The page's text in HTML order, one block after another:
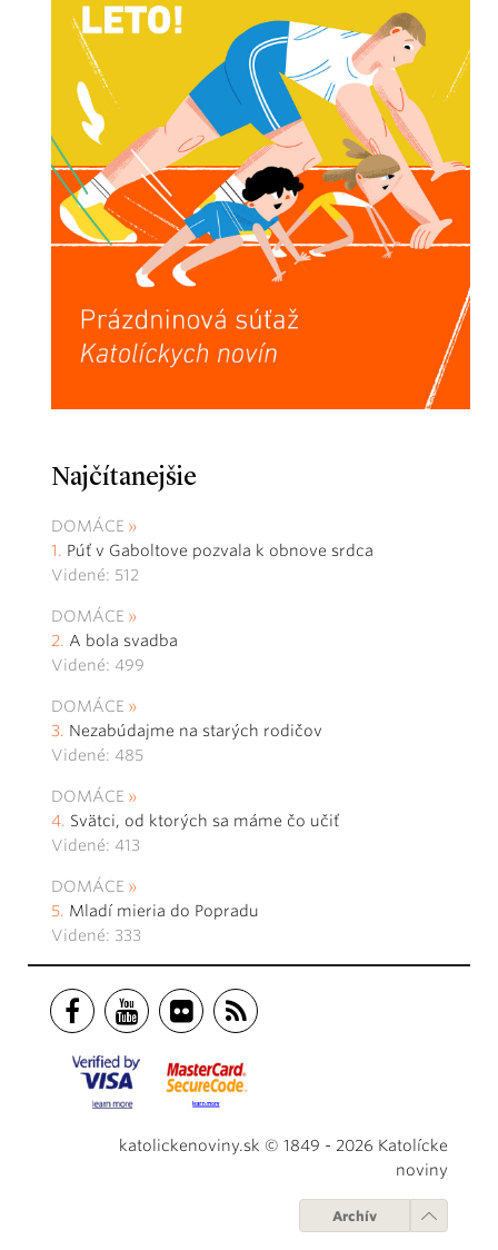
Najčítanejšie
DOMÁCE
Púť v Gaboltove pozvala k obnove srdca
Videné: 512
DOMÁCE
A bola svadba
Videné: 499
DOMÁCE
Nezabúdajme na starých rodičov
Videné: 485
DOMÁCE
Svätci, od ktorých sa máme čo učiť
Videné: 413
DOMÁCE
Mladí mieria do Popradu
Videné: 333
katolickenoviny.sk © 1849 - 2026 Katolícke
noviny
Archív